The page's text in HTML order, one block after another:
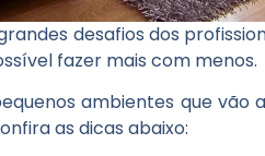
desafios dos
fazer mais com menos.
ambientes que vão
as dicas abaixo: